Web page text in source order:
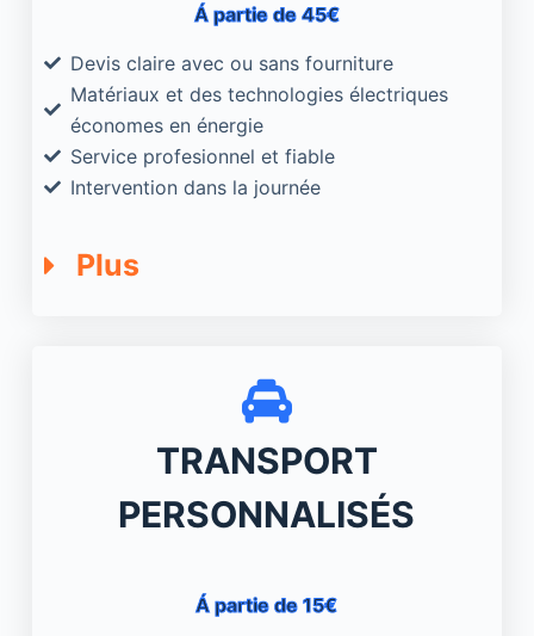
Á partie de 45€
Devis claire avec ou sans fourniture
Matériaux et des technologies électriques
économes en énergie
Service profesionnel et fiable
Intervention dans la journée
Plus
TRANSPORT
PERSONNALISÉS
Á partie de 15€